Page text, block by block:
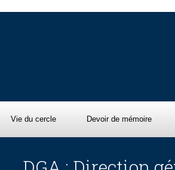
Vie du cercle Devoir de mémoire